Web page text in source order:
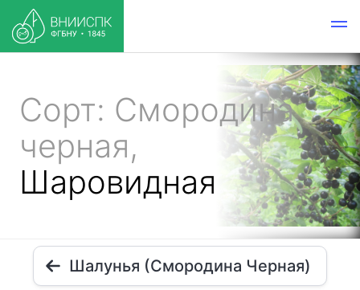
Сорт: Смородина
черная,
Шаровидная
Шалунья (Смородина Черная)